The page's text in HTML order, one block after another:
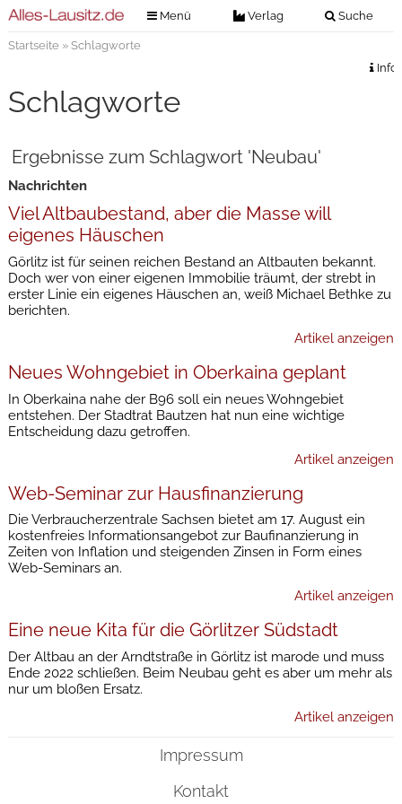
Menü Verlag Suche
Verlag
Kontakt
Anzeigenannahme
Digitale Ausgaben
Startseite» Schlagworte
Info
Schlagworte
Ergebnisse zum Schlagwort 'Neubau'
Nachrichten
Viel Altbaubestand, aber die Masse will
eigenes Häuschen
Görlitz ist für seinen reichen Bestand an Altbauten bekannt.
Doch wer von einer eigenen Immobilie träumt, der strebt in
erster Linie ein eigenes Häuschen an, weiß Michael Bethke zu
berichten.
Artikel anzeigen
Neues Wohngebiet in Oberkaina geplant
In Oberkaina nahe der B96 soll ein neues Wohngebiet
entstehen. Der Stadtrat Bautzen hat nun eine wichtige
Entscheidung dazu getroffen.
Artikel anzeigen
Web-Seminar zur Hausfinanzierung
Die Verbraucherzentrale Sachsen bietet am 17. August ein
kostenfreies Informationsangebot zur Baufinanzierung in
Zeiten von Inflation und steigenden Zinsen in Form eines
Web-Seminars an.
Artikel anzeigen
Eine neue Kita für die Görlitzer Südstadt
Der Altbau an der Arndtstraße in Görlitz ist marode und muss
Ende 2022 schließen. Beim Neubau geht es aber um mehr als
nur um bloßen Ersatz.
Artikel anzeigen
Impressum
Kontakt